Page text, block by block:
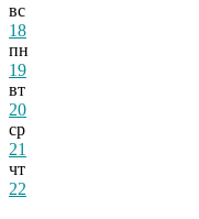
вс
18
пн
19
вт
20
ср
21
чт
22